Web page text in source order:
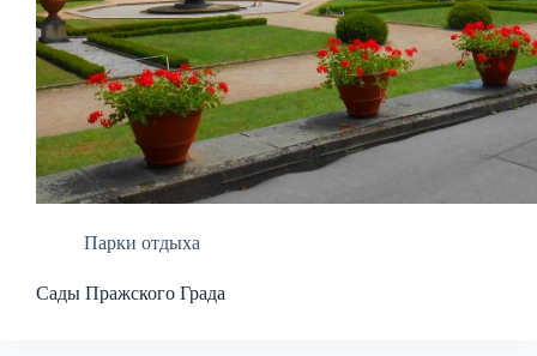
Парки отдыха
Сады Пражского Града